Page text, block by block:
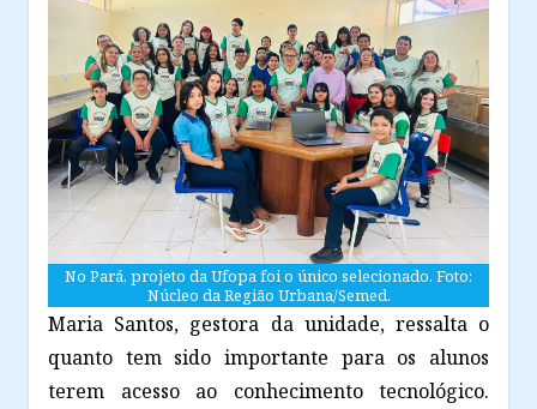
No Pará, projeto da Ufopa foi o único selecionado. Foto:
Núcleo da Região Urbana/Semed.
Maria Santos, gestora da unidade, ressalta o
quanto tem sido importante para os alunos
terem acesso ao conhecimento tecnológico.